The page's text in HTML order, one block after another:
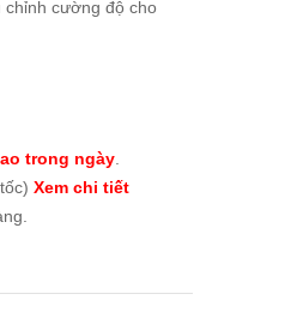
cường độ cho
trong ngày
Xem chi tiết